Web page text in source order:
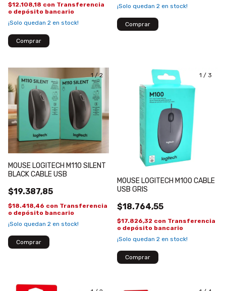
$12.108,18 con Transferencia
o depósito bancario
¡Solo quedan 2 en stock!
¡Solo quedan 2 en stock!
1/2
MOUSE LOGITECH M110 SILENT
BLACK CABLE USB
$19.387,85
$18.418,46 con Transferencia
o depósito bancario
¡Solo quedan 2 en stock!
1 / 3
MOUSE LOGITECH M100 CABLE
USB GRIS
$18.764,55
$17.826,32 con Transferencia
o depósito bancario
¡Solo quedan 2 en stock!